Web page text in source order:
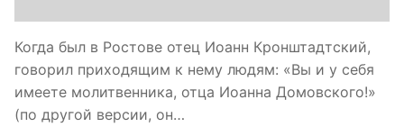
Когда был в Ростове отец Иоанн Кронштадтский,
говорил приходящим к нему людям: «Вы и у себя
имеете молитвенника, отца Иоанна Домовского!»
(по другой версии, он…